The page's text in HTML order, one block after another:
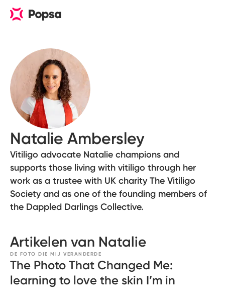
Natalie Ambersley
Vitiligo advocate Natalie champions and
supports those living with vitiligo through her
work as a trustee with UK charity The Vitiligo
Society and as one of the founding members of
the Dappled Darlings Collective.
Artikelen van Natalie
DE FOTO DIE MIJ VERANDERDE
The Photo That Changed Me:
learning to love the skin I’m in